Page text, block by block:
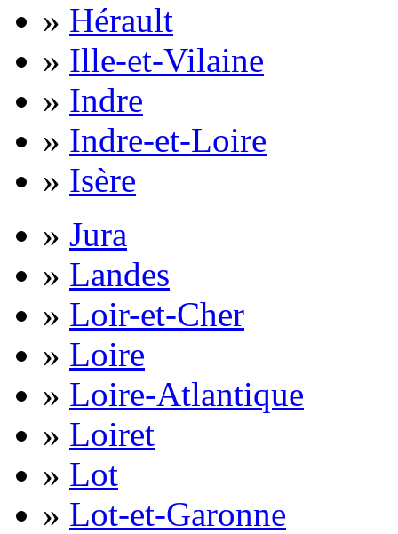
» Hérault
» Ille-et-Vilaine
» Indre
» Indre-et-Loire
» Isère
» Jura
» Landes
» Loir-et-Cher
» Loire
» Loire-Atlantique
» Loiret
» Lot
» Lot-et-Garonne